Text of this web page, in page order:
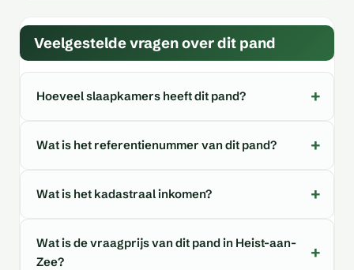
Veelgestelde vragen over dit pand
Hoeveel slaapkamers heeft dit pand?
Wat is het referentienummer van dit pand?
Wat is het kadastraal inkomen?
Wat is de vraagprijs van dit pand in Heist-aan-
Zee?